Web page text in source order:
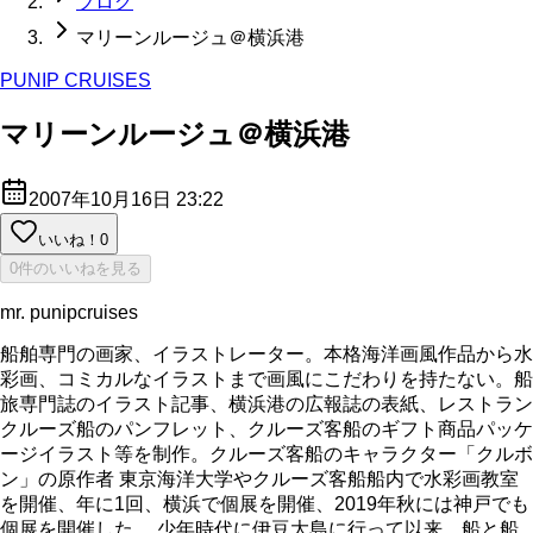
マリーンルージュ＠横浜港
PUNIP CRUISES
マリーンルージュ＠横浜港
2007年10月16日 23:22
いいね！ 0
0件のいいねを見る
mr. punipcruises
船舶専門の画家、イラストレーター。本格海洋画風作品から水
彩画、コミカルなイラストまで画風にこだわりを持たない。船
旅専門誌のイラスト記事、横浜港の広報誌の表紙、レストラン
クルーズ船のパンフレット、クルーズ客船のギフト商品パッケ
ージイラスト等を制作。クルーズ客船のキャラクター「クルボ
ン」の原作者 東京海洋大学やクルーズ客船船内で水彩画教室
を開催、年に1回、横浜で個展を開催、2019年秋には神戸でも
個展を開催した。 少年時代に伊豆大島に行って以来、船と船